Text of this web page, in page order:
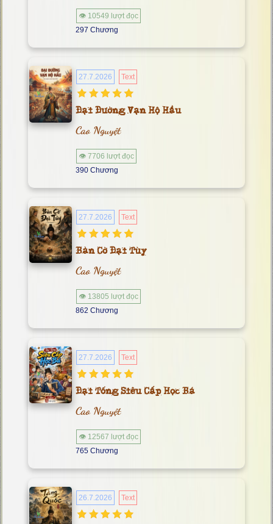
👁 10549 lượt đọc
297 Chương
27.7.2026 Text
Đại Đường Vạn Hộ Hầu
Cao Nguyệt
👁 7706 lượt đọc
390 Chương
27.7.2026 Text
Bàn Cờ Đại Tùy
Cao Nguyệt
👁 13805 lượt đọc
862 Chương
27.7.2026 Text
Đại Tống Siêu Cấp Học Bá
Cao Nguyệt
👁 12567 lượt đọc
765 Chương
26.7.2026 Text